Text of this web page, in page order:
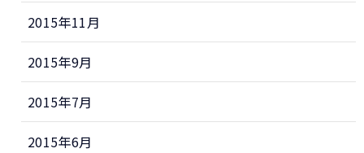
2015年11月
2015年9月
2015年7月
2015年6月